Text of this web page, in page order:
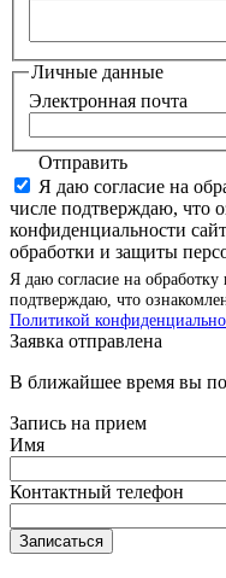
Личные данные
Электронная почта
Отправить
Я даю согласие на
числе подтверждаю, что
конфиденциальности
обработки и защиты
Я даю согласие на
подтверждаю, что
Политикой
Заявка отправлена
В ближайшее время вы
Запись на прием
Имя
Контактный телефон
Записаться